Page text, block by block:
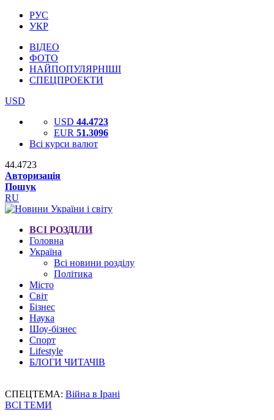
РУС
УКР
ВІДЕО
ФОТО
НАЙПОПУЛЯРНІШІ
СПЕЦПРОЕКТИ
USD
USD 44.4723
EUR 51.3096
Всі курси валют
44.4723
Авторизація
Пошук
RU
ВСІ РОЗДІЛИ
Головна
Україна
Всі новини розділу
Політика
Місто
Світ
Бізнес
Наука
Шоу-бізнес
Спорт
Lifestyle
БЛОГИ ЧИТАЧІВ
СПЕЦТЕМА: Війна в Ірані
ВСІ ТЕМИ